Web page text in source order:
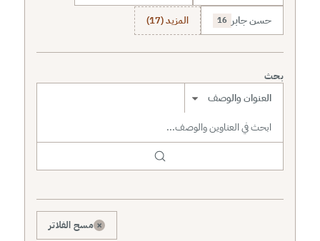
حسن جابر 16 المزيد (17)
بحث
نطاق البحث
× مسح الفلاتر